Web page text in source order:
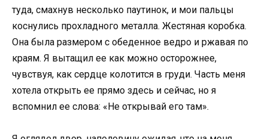
туда, смахнув несколько паутинок, и мои пальцы
коснулись прохладного металла. Жестяная коробка.
Она была размером с обеденное ведро и ржавая по
краям. Я вытащил ее как можно осторожнее,
чувствуя, как сердце колотится в груди. Часть меня
хотела открыть ее прямо здесь и сейчас, но я
вспомнил ее слова: «Не открывай его там».